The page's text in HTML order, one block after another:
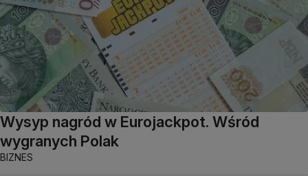
Wysyp nagród w Eurojackpot. Wśród
wygranych Polak
BIZNES